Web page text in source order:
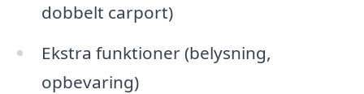
dobbelt carport)
Ekstra funktioner (belysning,
opbevaring)